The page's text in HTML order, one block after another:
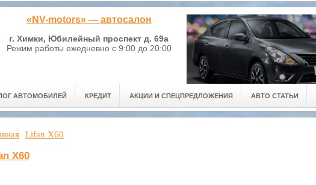
«NV-motors» — автосалон
г. Химки, Юбилейный проспект д. 69а
Режим работы ежедневно с 9:00 до 20:00
АВТОМОБИЛЕЙ КРЕДИТ АКЦИИ И СПЕЦПРЕДЛОЖЕНИЯ АВТО СТАТЬИ
Lifan X60
X60